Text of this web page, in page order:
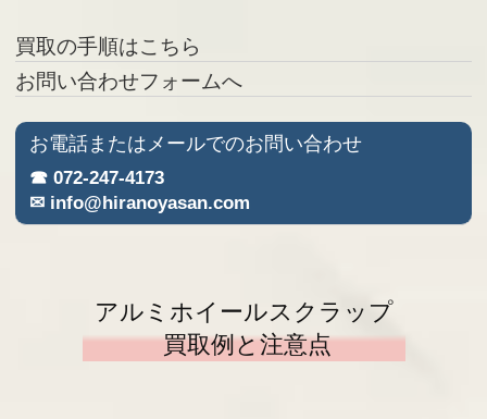
買取の手順はこちら
お問い合わせフォームへ
お電話またはメールでのお問い合わせ
☎ 072-247-4173
✉ info@hiranoyasan.com
アルミホイールスクラップ
買取例と注意点